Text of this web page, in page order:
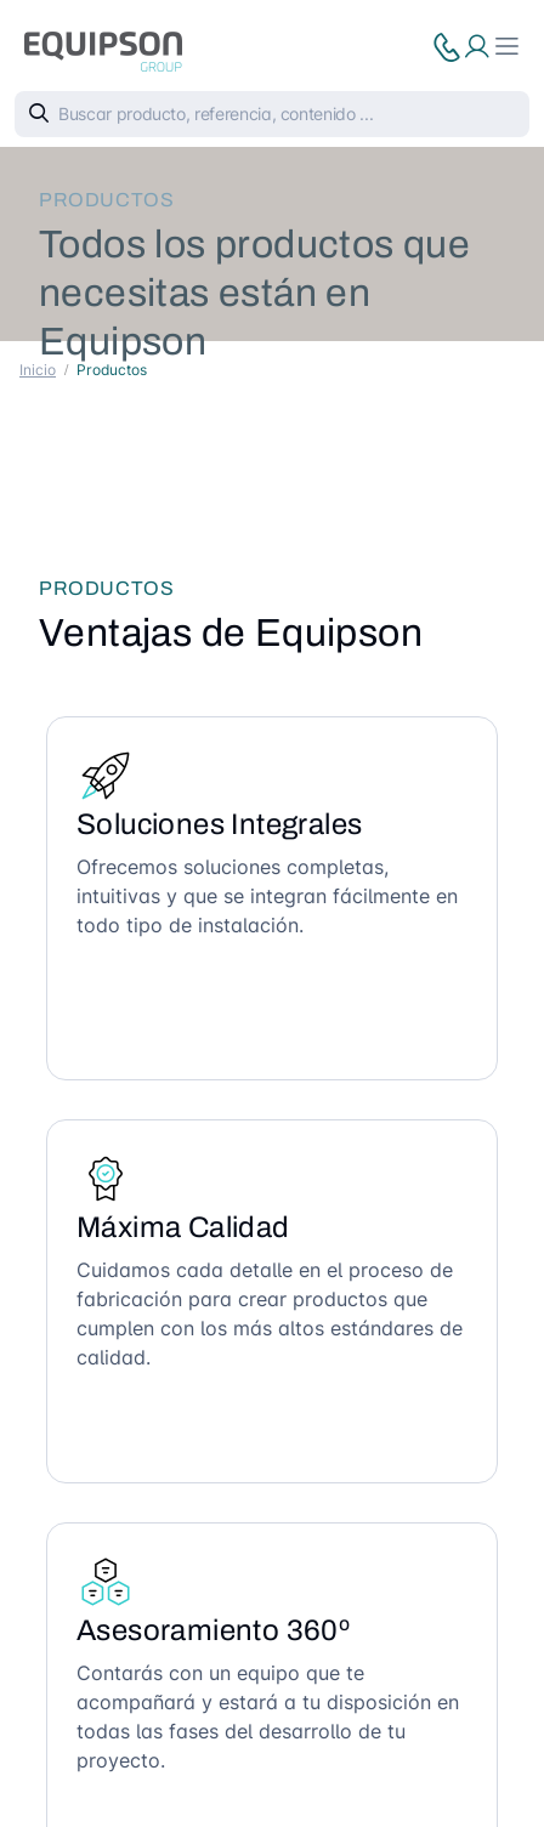
PRODUCTOS
Todos los productos que
necesitas están en
Equipson
Inicio Productos
PRODUCTOS
Ventajas de Equipson
Soluciones Integrales
Ofrecemos soluciones completas,
intuitivas y que se integran fácilmente en
todo tipo de instalación.
Máxima Calidad
Cuidamos cada detalle en el proceso de
fabricación para crear productos que
cumplen con los más altos estándares de
calidad.
Asesoramiento 360º
Contarás con un equipo que te
acompañará y estará a tu disposición en
todas las fases del desarrollo de tu
proyecto.